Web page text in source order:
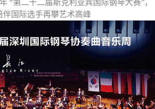
“第二十二届斯克利亚宾国际钢琴大赛”，
伴国际选手再攀艺术高峰